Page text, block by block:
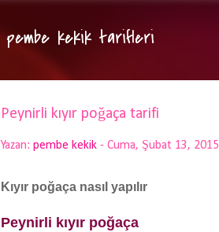
pembe kekik tarifleri
Peynirli kıyır poğaça tarifi
Yazan: pembe kekik - Cuma, Şubat 13, 2015
Kıyır poğaça nasıl yapılır
Peynirli kıyır poğaça